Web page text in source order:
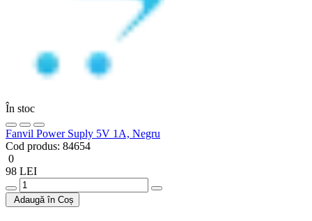
În stoc
Fanvil Power Suply 5V 1A, Negru
Cod produs: 84654
0
98 LEI
Adaugă în Coș